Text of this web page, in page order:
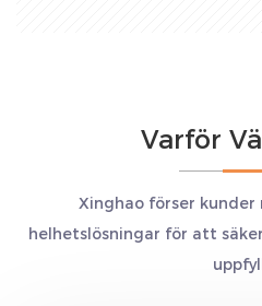
Varför
Xinghao förser kunder
helhetslösningar för att